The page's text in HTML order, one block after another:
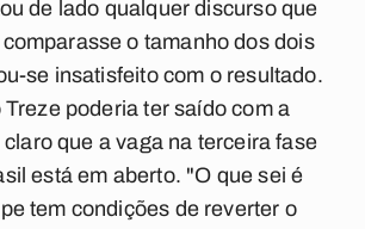
de lado qualquer discurso que
o tamanho dos dois
se insatisfeito com o resultado.
poderia ter saído com a
que a vaga na terceira fase
está em aberto. "O que sei é
tem condições de reverter o